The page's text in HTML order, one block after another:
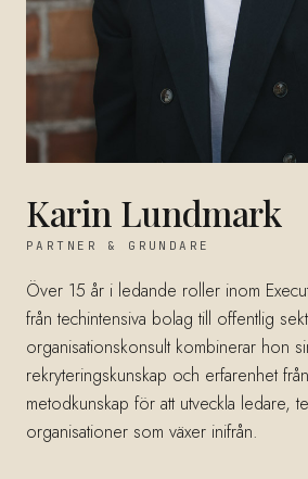
Karin Lundmark
PARTNER & GRUNDARE
Över 15 år i ledande roller inom
från techintensiva bolag till offentlig
organisationskonsult kombinerar hon
rekryteringskunskap och erfarenhet
metodkunskap för att utveckla ledare,
organisationer som växer inifrån.